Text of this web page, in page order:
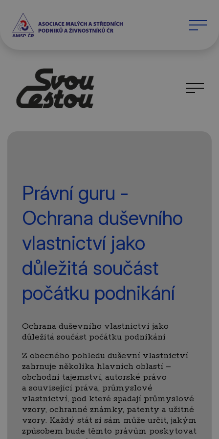
Právní guru -
Ochrana duševního
vlastnictví jako
důležitá součást
počátku podnikání
Ochrana duševního vlastnictví jako
důležitá součást počátku podnikání
Z obecného pohledu duševní vlastnictví
zahrnuje několika hlavních oblastí –
obchodní tajemství, autorské právo
a související práva, průmyslové
vlastnictví, pod které spadají průmyslové
vzory, ochranné známky, patenty a užitné
vzory. Každý stát si sám může určit, jakým
způsobem bude těmto právům poskytovat